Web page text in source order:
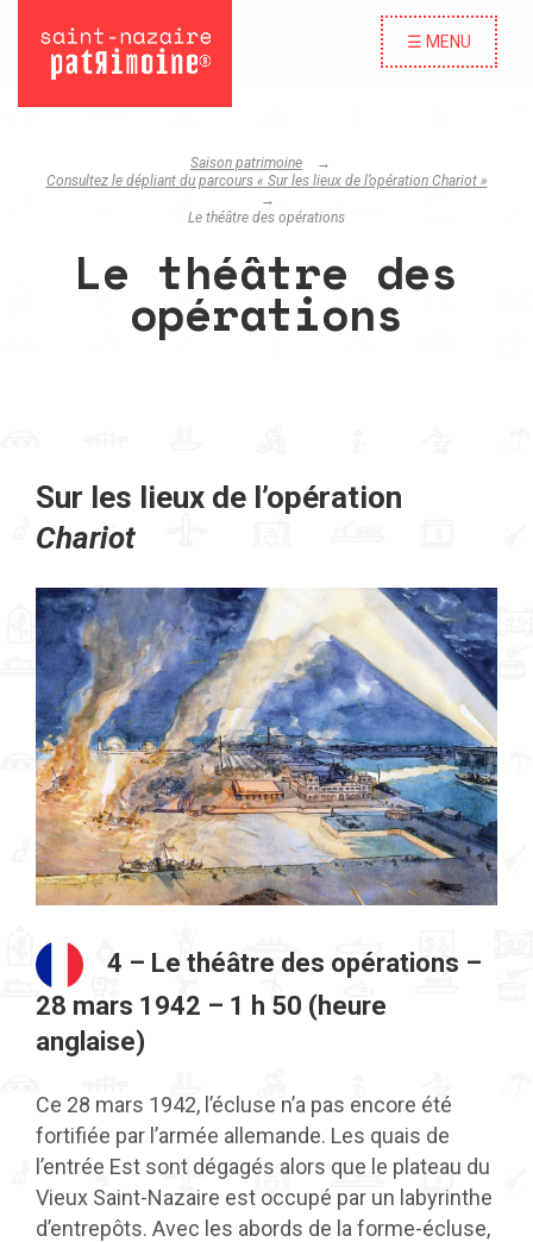
☰ MENU
Saison patrimoine
Consultez le dépliant du parcours « Sur les lieux de l’opération Chariot »
Le théâtre des opérations
Le théâtre des
opérations
Sur les lieux de l’opération
Chariot
4 – Le théâtre des opérations –
28 mars 1942 – 1 h 50 (heure
anglaise)
Ce 28 mars 1942, l’écluse n’a pas encore été
fortifiée par l’armée allemande. Les quais de
l’entrée Est sont dégagés alors que le plateau du
Vieux Saint-Nazaire est occupé par un labyrinthe
d’entrepôts. Avec les abords de la forme-écluse,